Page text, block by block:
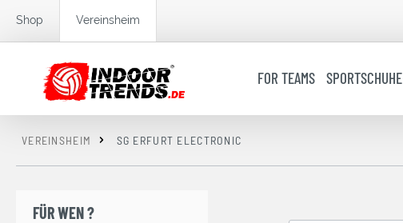
Zur Hauptnavigation springen
Shop Vereinsheim
FOR TEAMS SPORTSCHUHE
VEREINSHEIM SG ERFURT ELECTRONIC
FÜR WEN ?